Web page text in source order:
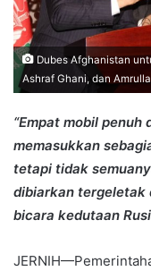
Dubes Afghanistan
Ashraf Ghani, dan
“Empat mobil penuh
memasukkan
tetapi tidak
dibiarkan tergeletak
bicara kedutaan